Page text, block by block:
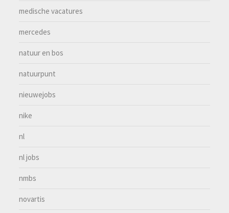
medische vacatures
mercedes
natuur en bos
natuurpunt
nieuwejobs
nike
nl
nl jobs
nmbs
novartis